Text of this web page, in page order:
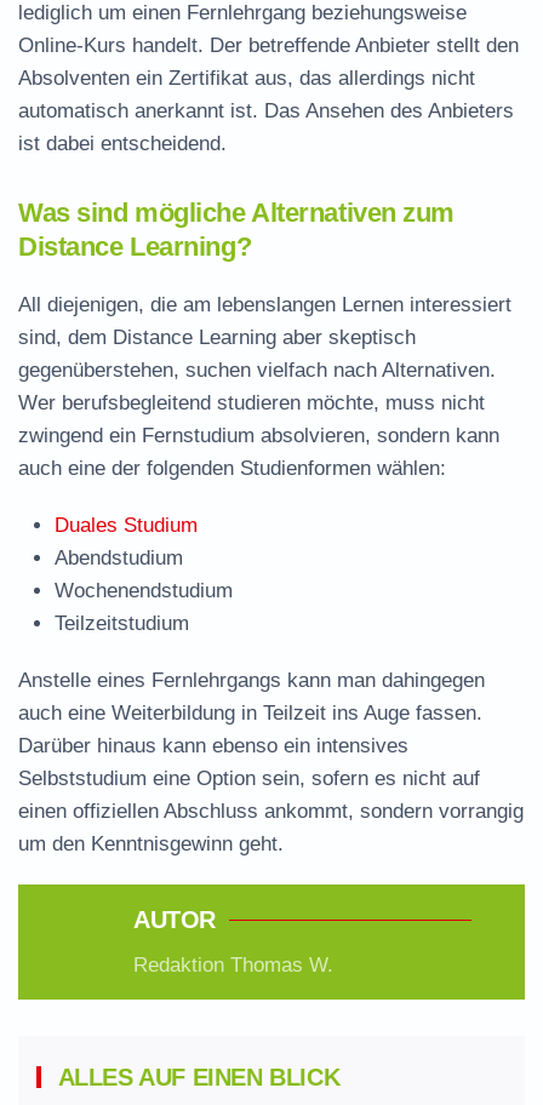
lediglich um einen Fernlehrgang beziehungsweise
Online-Kurs handelt. Der betreffende Anbieter stellt den
Absolventen ein Zertifikat aus, das allerdings nicht
automatisch anerkannt ist. Das Ansehen des Anbieters
ist dabei entscheidend.
Was sind mögliche Alternativen zum
Distance Learning?
All diejenigen, die am lebenslangen Lernen interessiert
sind, dem Distance Learning aber skeptisch
gegenüberstehen, suchen vielfach nach Alternativen.
Wer berufsbegleitend studieren möchte, muss nicht
zwingend ein Fernstudium absolvieren, sondern kann
auch eine der folgenden Studienformen wählen:
Duales Studium
Abendstudium
Wochenendstudium
Teilzeitstudium
Anstelle eines Fernlehrgangs kann man dahingegen
auch eine Weiterbildung in Teilzeit ins Auge fassen.
Darüber hinaus kann ebenso ein intensives
Selbststudium eine Option sein, sofern es nicht auf
einen offiziellen Abschluss ankommt, sondern vorrangig
um den Kenntnisgewinn geht.
AUTOR
Redaktion Thomas W.
ALLES AUF EINEN BLICK